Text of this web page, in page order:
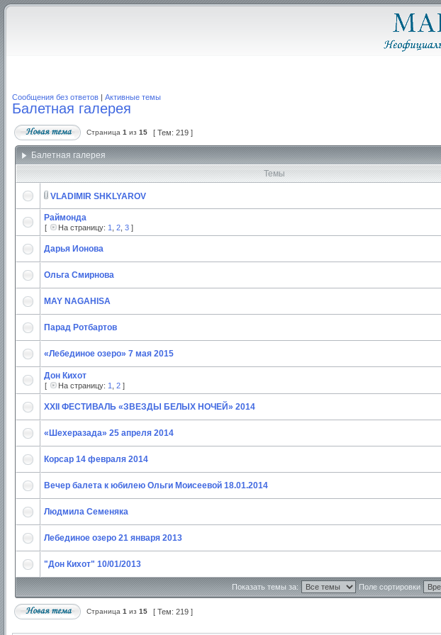
Сообщения без ответов | Активные темы
Балетная галерея
Страница 1 из 15 [ Тем: 219 ]
Балетная галерея
Темы
VLADIMIR SHKLYAROV
Раймонда
[ На страницу: 1 2 3 ]
Дарья Ионова
Ольга Смирнова
MAY NAGAHISA
Парад Ротбартов
«Лебединое озеро» 7 мая 2015
Дон Кихот
[ На страницу: 1 2 ]
XXII ФЕСТИВАЛЬ «ЗВЕЗДЫ БЕЛЫХ НОЧЕЙ» 2014
«Шехеразада» 25 апреля 2014
Корсар 14 февраля 2014
Вечер балета к юбилею Ольги Моисеевой 18.01.2014
Людмилa Семеняка
Лебединое озеро 21 января 2013
"Дон Кихот" 10/01/2013
Показать темы за: Поле сортировки
Страница 1 из 15 [ Тем: 219 ]